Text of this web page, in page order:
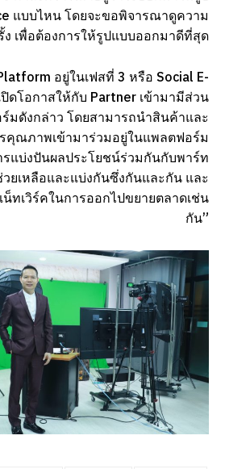
แบบไหน โดยจะขอพิจารณาดูความ
เพื่อต้องการให้รูปแบบออกมาดีที่สุด
อยู่ในเฟสที่ 3 หรือ Social E-
ปิดโอกาสให้กับ Partner เข้ามามีส่วน
มดังกล่าว โดยสามารถนำสินค้าและ
คุณภาพเข้ามาร่วมอยู่ในแพลตฟอร์ม
รแบ่งปันผลประโยชน์ร่วมกันกับพาร์ท
วยเหลือและแบ่งกันซึ่งกันและกัน และ
ทเวิร์คในการออกไปขยายตลาดเช่น
กัน”